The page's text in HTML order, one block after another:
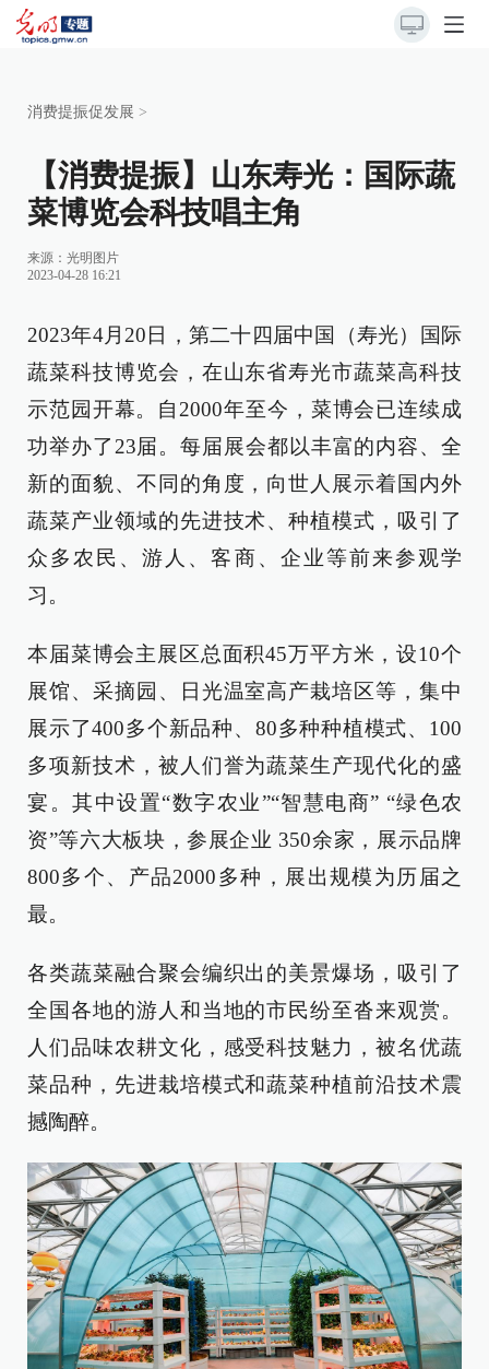
消费提振促发展 >
【消费提振】山东寿光：国际蔬
菜博览会科技唱主角
来源： 光明图片
2023-04-28 16:21
2023年4月20日，第二十四届中国（寿光）国际
蔬菜科技博览会，在山东省寿光市蔬菜高科技
示范园开幕。自2000年至今，菜博会已连续成
功举办了23届。每届展会都以丰富的内容、全
新的面貌、不同的角度，向世人展示着国内外
蔬菜产业领域的先进技术、种植模式，吸引了
众多农民、游人、客商、企业等前来参观学
习。
本届菜博会主展区总面积45万平方米，设10个
展馆、采摘园、日光温室高产栽培区等，集中
展示了400多个新品种、80多种种植模式、100
多项新技术，被人们誉为蔬菜生产现代化的盛
宴。其中设置“数字农业”“智慧电商” “绿色农
资”等六大板块，参展企业 350余家，展示品牌
800多个、产品2000多种，展出规模为历届之
最。
各类蔬菜融合聚会编织出的美景爆场，吸引了
全国各地的游人和当地的市民纷至沓来观赏。
人们品味农耕文化，感受科技魅力，被名优蔬
菜品种，先进栽培模式和蔬菜种植前沿技术震
撼陶醉。